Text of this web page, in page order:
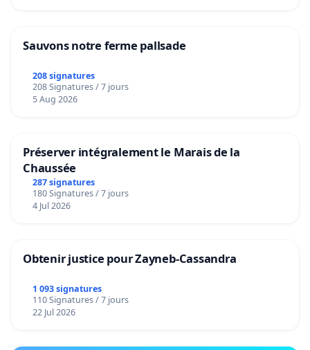
Sauvons notre ferme pallsade
208 signatures
208 Signatures / 7 jours
5 Aug 2026
Préserver intégralement le Marais de la
Chaussée
287 signatures
180 Signatures / 7 jours
4 Jul 2026
Obtenir justice pour Zayneb-Cassandra
1 093 signatures
110 Signatures / 7 jours
22 Jul 2026